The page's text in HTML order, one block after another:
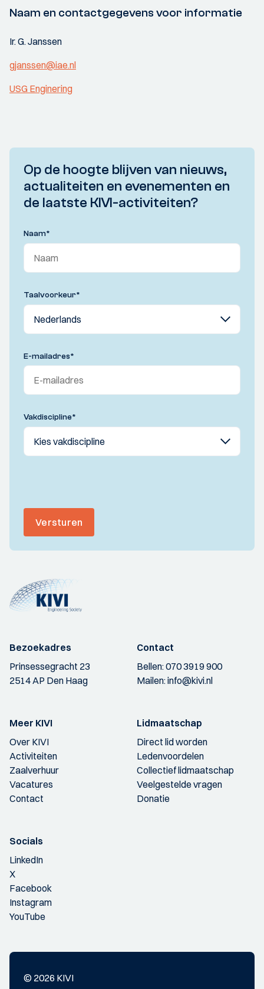
Naam en contactgegevens voor informatie
Ir. G. Janssen
gjanssen@iae.nl
USG Enginering
Op de hoogte blijven van nieuws,
actualiteiten en evenementen en
de laatste KIVI-activiteiten?
Naam*
Taalvoorkeur*
E-mailadres*
Vakdiscipline*
Versturen
Bezoekadres
Prinsessegracht 23
2514 AP Den Haag
Contact
Bellen:070 3919 900
Mailen:info@kivi.nl
Meer KIVI
Over KIVI
Activiteiten
Zaalverhuur
Vacatures
Contact
Lidmaatschap
Direct lid worden
Ledenvoordelen
Collectief lidmaatschap
Veelgestelde vragen
Donatie
Socials
LinkedIn
X
Facebook
Instagram
YouTube
© 2026 KIVI